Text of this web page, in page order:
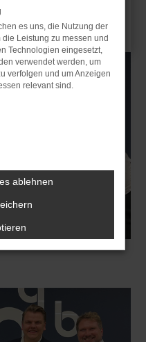
Hundshammer, dem
betzemeier einen
es uns, die Nutzung der
Leistung zu messen und
Technologien eingesetzt,
verwendet werden, um
verfolgen und um Anzeigen
relevant sind.
ablehnen